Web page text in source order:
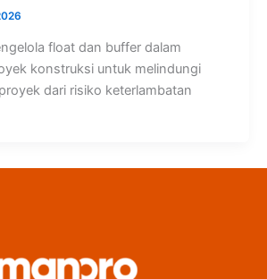
float dan buffer dalam
konstruksi untuk melindungi
dari risiko keterlambatan